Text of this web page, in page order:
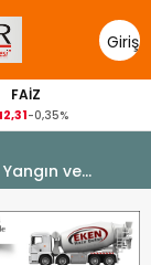
Giriş
Yap
ve